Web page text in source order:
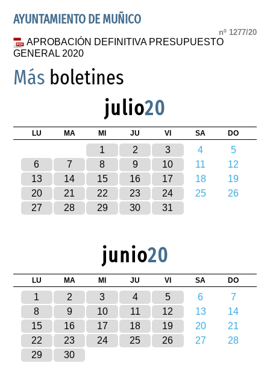
AYUNTAMIENTO DE MUÑICO
nº 1277/20
APROBACIÓN DEFINITIVA PRESUPUESTO
GENERAL 2020
Más boletines
julio20
LU MA MI JU VI SA DO
1 2 3 4
5
6
7 8 9 10 11
12
13
14 15 16 17 18
19
20
21 22 23 24 25
26
27
28 29 30 31
junio20
LU MA MI JU VI SA DO
1 2 3 4 5 6
7
8
9 10 11 12 13
14
15
16 17 18 19 20
21
22
23 24 25 26 27
28
29
30